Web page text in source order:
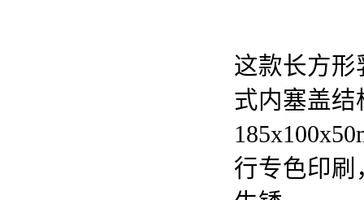
这款长方形
式内塞盖结
行专色印刷